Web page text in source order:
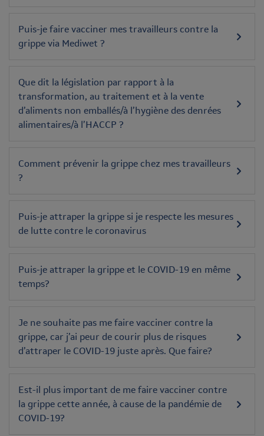
Puis-je faire vacciner mes travailleurs contre la
grippe via Mediwet ?
Que dit la législation par rapport à la
transformation, au traitement et à la vente
d’aliments non emballés/à l’hygiène des denrées
alimentaires/à l’HACCP ?
Comment prévenir la grippe chez mes travailleurs
?
Puis-je attraper la grippe si je respecte les mesures
de lutte contre le coronavirus
Puis-je attraper la grippe et le COVID-19 en même
temps?
Je ne souhaite pas me faire vacciner contre la
grippe, car j’ai peur de courir plus de risques
d’attraper le COVID-19 juste après. Que faire?
Est-il plus important de me faire vacciner contre
la grippe cette année, à cause de la pandémie de
COVID-19?